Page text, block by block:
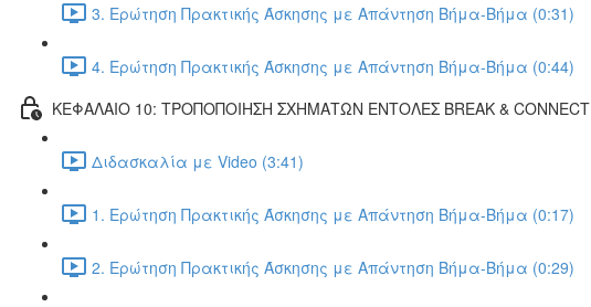
3. Ερώτηση Πρακτικής Άσκησης με Απάντηση Βήμα-Βήμα (0:31)
4. Ερώτηση Πρακτικής Άσκησης με Απάντηση Βήμα-Βήμα (0:44)
ΚΕΦΑΛΑΙΟ 10: ΤΡΟΠΟΠΟΙΗΣΗ ΣΧΗΜΑΤΩΝ ΕΝΤΟΛΕΣ BREAK & CONNECT
Διδασκαλία με Video (3:41)
1. Ερώτηση Πρακτικής Άσκησης με Απάντηση Βήμα-Βήμα (0:17)
2. Ερώτηση Πρακτικής Άσκησης με Απάντηση Βήμα-Βήμα (0:29)